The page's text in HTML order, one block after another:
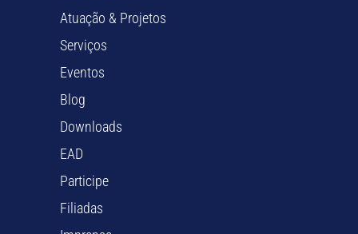
Atuação & Projetos
Serviços
Eventos
Blog
Downloads
EAD
Participe
Filiadas